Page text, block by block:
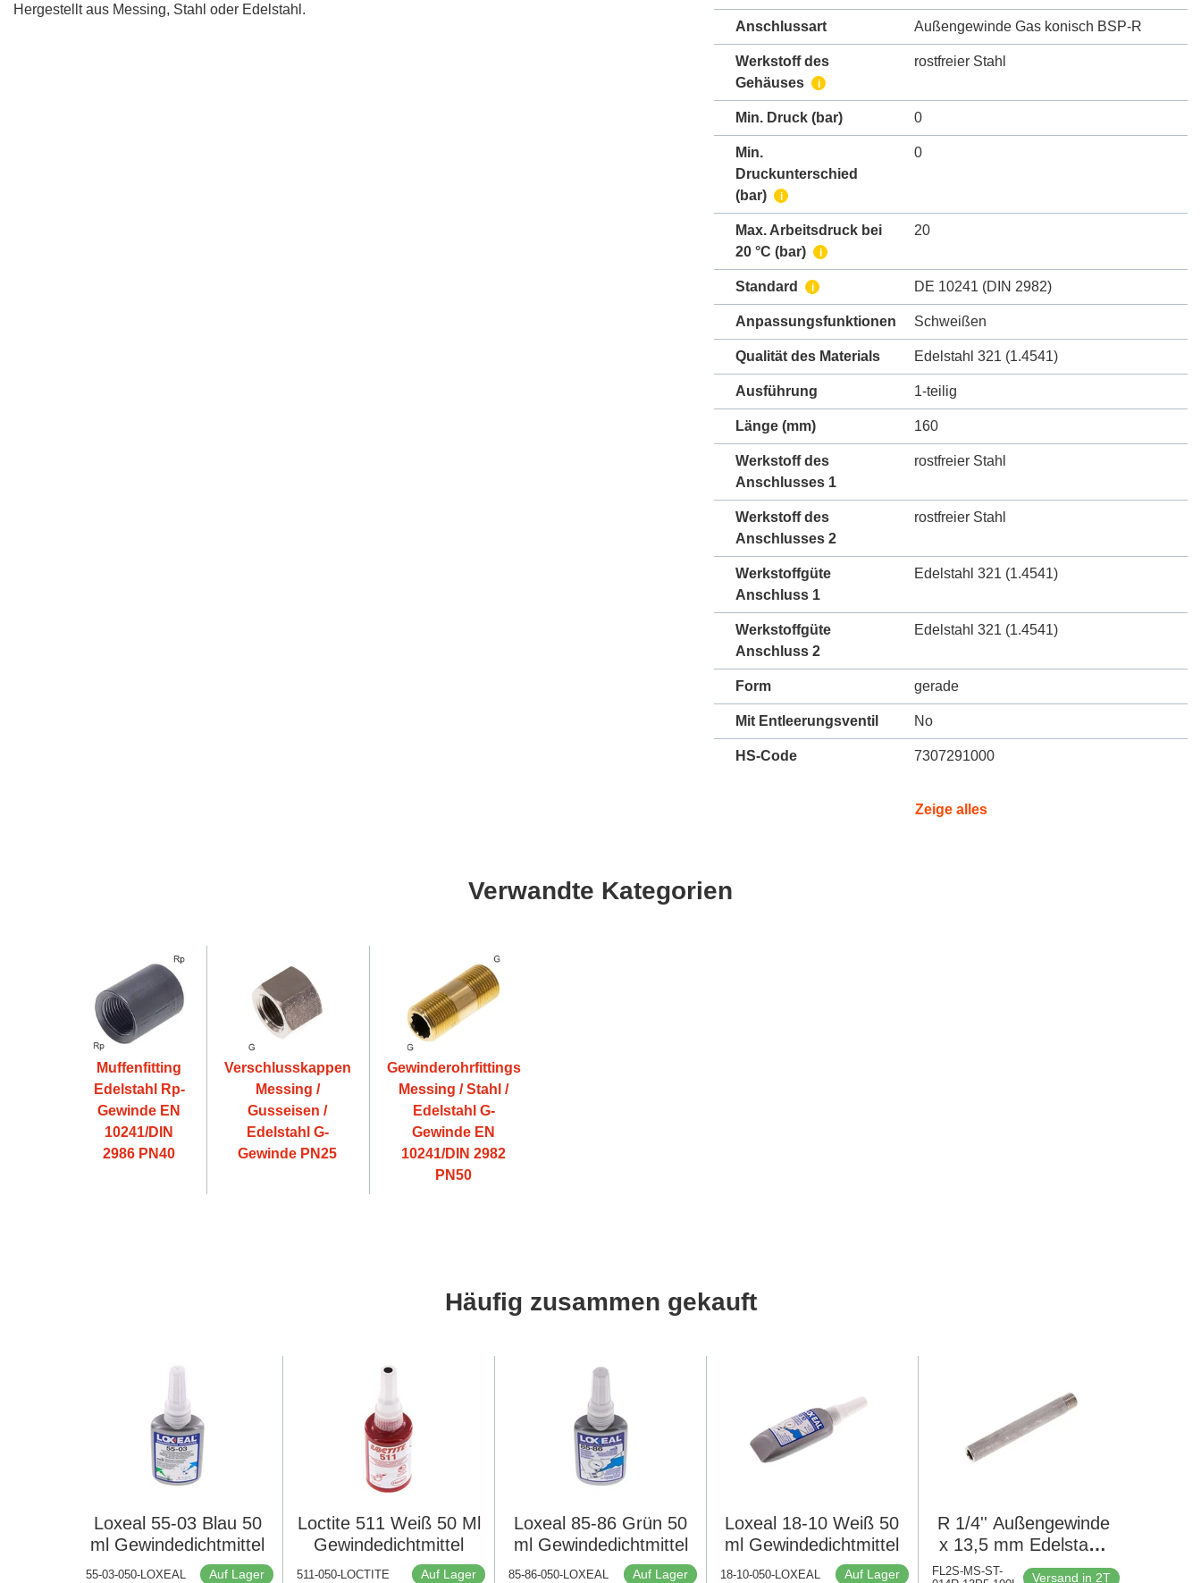
Hergestellt aus Messing, Stahl oder Edelstahl.
Anschlussart Außengewinde Gas konisch BSP-R
Werkstoff des
Gehäuses
i
rostfreier Stahl
Min. Druck (bar) 0
Min.
Druckunterschied
(bar)
i
0
Max. Arbeitsdruck bei
20 °C (bar)
i
20
Standard i DE 10241 (DIN 2982)
Anpassungsfunktionen Schweißen
Qualität des Materials Edelstahl 321 (1.4541)
Ausführung 1-teilig
Länge (mm) 160
Werkstoff des
Anschlusses 1
rostfreier Stahl
Werkstoff des
Anschlusses 2
rostfreier Stahl
Werkstoffgüte
Anschluss 1
Edelstahl 321 (1.4541)
Werkstoffgüte
Anschluss 2
Edelstahl 321 (1.4541)
Form gerade
Mit Entleerungsventil No
HS-Code 7307291000
Zeige alles
Verwandte Kategorien
Muffenfitting
Edelstahl Rp-
Gewinde EN
10241/DIN
2986 PN40
Verschlusskappen
Messing /
Gusseisen /
Edelstahl G-
Gewinde PN25
Gewinderohrfittings
Messing / Stahl /
Edelstahl G-
Gewinde EN
10241/DIN 2982
PN50
Häufig zusammen gekauft
Loxeal 55-03 Blau 50
ml Gewindedichtmittel
55-03-050-LOXEAL Auf Lager
Loctite 511 Weiß 50 Ml
Gewindedichtmittel
511-050-LOCTITE Auf Lager
Loxeal 85-86 Grün 50
ml Gewindedichtmittel
85-86-050-LOXEAL Auf Lager
Loxeal 18-10 Weiß 50
ml Gewindedichtmittel
18-10-050-LOXEAL Auf Lager
R 1/4'' Außengewinde
x 13,5 mm Edelstahl-
Rohrnippel mit
FL2S-MS-ST-
Versand in 2T